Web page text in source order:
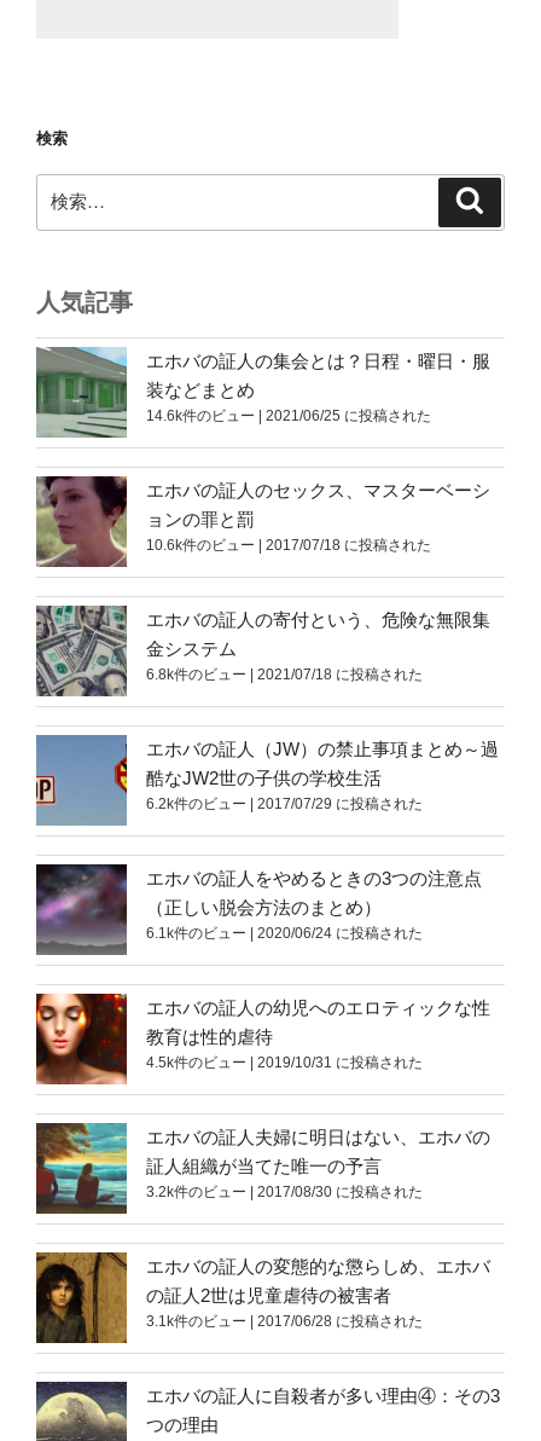
検索
索:
人気記事
エホバの証人の集会とは？日程・曜日・服
装などまとめ
14.6k件のビュー 2021/06/25 に投稿された
エホバの証人のセックス、マスターベーシ
ョンの罪と罰
10.6k件のビュー 2017/07/18 に投稿された
エホバの証人の寄付という、危険な無限集
金システム
6.8k件のビュー 2021/07/18 に投稿された
エホバの証人（JW）の禁止事項まとめ～過
酷なJW2世の子供の学校生活
6.2k件のビュー 2017/07/29 に投稿された
エホバの証人をやめるときの3つの注意点
（正しい脱会方法のまとめ）
6.1k件のビュー 2020/06/24 に投稿された
エホバの証人の幼児へのエロティックな性
教育は性的虐待
4.5k件のビュー 2019/10/31 に投稿された
エホバの証人夫婦に明日はない、エホバの
証人組織が当てた唯一の予言
3.2k件のビュー 2017/08/30 に投稿された
エホバの証人の変態的な懲らしめ、エホバ
の証人2世は児童虐待の被害者
3.1k件のビュー 2017/06/28 に投稿された
エホバの証人に自殺者が多い理由④：その3
つの理由